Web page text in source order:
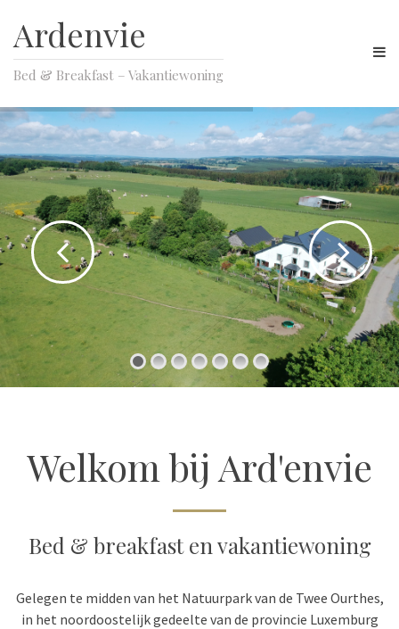
Ardenvie
Bed & Breakfast – Vakantiewoning
Welkom bij Ard'envie
Bed & breakfast en vakantiewoning
Gelegen te midden van het Natuurpark van de Twee Ourthes,
in het noordoostelijk gedeelte van de provincie Luxemburg